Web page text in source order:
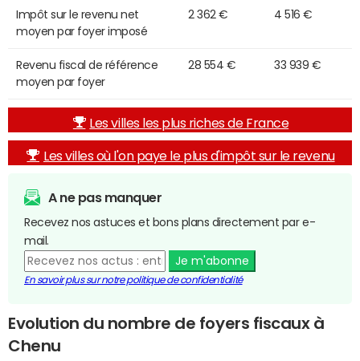
Impôt sur le revenu net
moyen par foyer imposé
2 362 € 4 516 €
Revenu fiscal de référence
moyen par foyer
28 554 € 33 939 €
Les villes les plus riches de France
Les villes où l'on paye le plus d'impôt sur le revenu
A ne pas manquer
Recevez nos astuces et bons plans directement par e-
mail.
Je m'abonne
En savoir plus sur notre politique de confidentialité
Evolution du nombre de foyers fiscaux à
Chenu